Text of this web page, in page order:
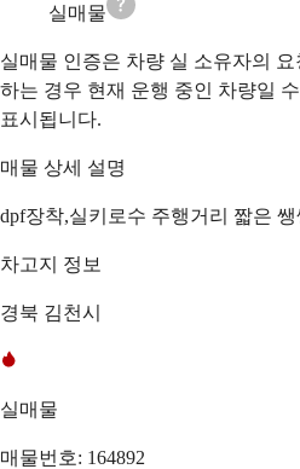
실매물
실매물 인증은 차량 실 소유자의
하는 경우 현재 운행 중인 차량일
표시됩니다.
매물 상세 설명
dpf장착,실키로수 주행거리 짧은
차고지 정보
경북 김천시
실매물
매물번호: 164892